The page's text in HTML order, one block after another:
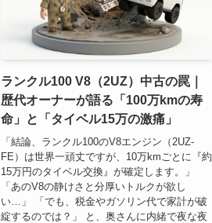
ランクル100 V8（2UZ）中古の罠｜
歴代オーナーが語る「100万kmの寿
命」と「タイベル15万の激痛」
「結論、ランクル100のV8エンジン（2UZ-
FE）は世界一頑丈ですが、10万kmごとに『約
15万円のタイベル交換』が確定します。」
「あのV8の静けさと分厚いトルクが欲し
い…」 「でも、税金やガソリン代で家計が破
綻するのでは？」 と、奥さんに内緒で夜な夜